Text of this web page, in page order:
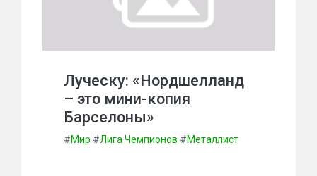
Луческу: «Нордшелланд
– это мини-копия
Барселоны»
#Мир #Лига Чемпионов #Металлист